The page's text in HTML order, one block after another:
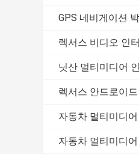
GPS 네비게이션
렉서스 비디오 인
닛산 멀티미디어
렉서스 안드로이
자동차 멀티미디
자동차 멀티미디어